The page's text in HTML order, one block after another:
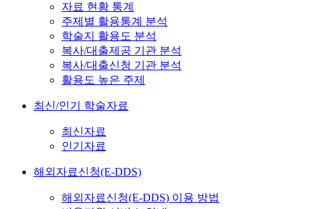
자료 현황 통계
주제별 활용통계 분석
학술지 활용도 분석
복사/대출제공 기관 분석
복사/대출신청 기관 분석
활용도 높은 주제
최신/인기 학술자료
최신자료
인기자료
해외자료신청(E-DDS)
해외자료신청(E-DDS) 이용 방법